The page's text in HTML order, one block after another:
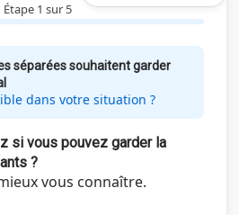
Étape 1 sur 5
séparées souhaitent garder
dans votre situation ?
si vous pouvez garder la
?
vous connaître.